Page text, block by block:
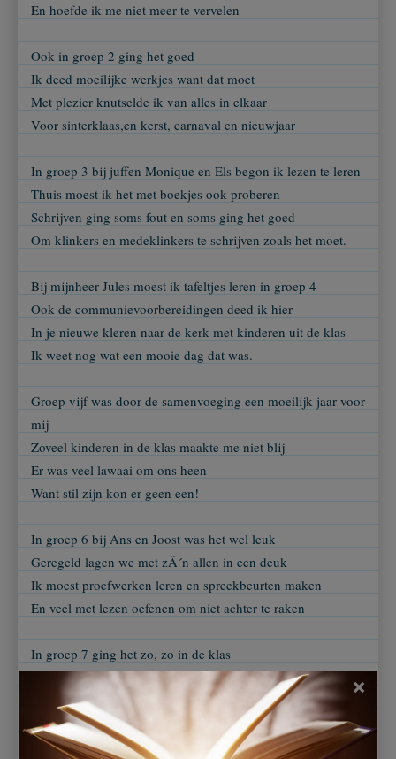
En hoefde ik me niet meer te vervelen
Ook in groep 2 ging het goed
Ik deed moeilijke werkjes want dat moet
Met plezier knutselde ik van alles in elkaar
Voor sinterklaas,en kerst, carnaval en nieuwjaar
In groep 3 bij juffen Monique en Els begon ik lezen te leren
Thuis moest ik het met boekjes ook proberen
Schrijven ging soms fout en soms ging het goed
Om klinkers en medeklinkers te schrijven zoals het moet.
Bij mijnheer Jules moest ik tafeltjes leren in groep 4
Ook de communievoorbereidingen deed ik hier
In je nieuwe kleren naar de kerk met kinderen uit de klas
Ik weet nog wat een mooie dag dat was.
Groep vijf was door de samenvoeging een moeilijk jaar voor
mij
Zoveel kinderen in de klas maakte me niet blij
Er was veel lawaai om ons heen
Want stil zijn kon er geen een!
In groep 6 bij Ans en Joost was het wel leuk
Geregeld lagen we met zÂ´n allen in een deuk
Ik moest proefwerken leren en spreekbeurten maken
En veel met lezen oefenen om niet achter te raken
In groep 7 ging het zo, zo in de klas
Omdat er altijd wel een kattenkop of pestkop was
Sandra, Simone, Hennie of Robert waren daar de
leerkrachten
Die ons van alles op leergebied bij brachten
×